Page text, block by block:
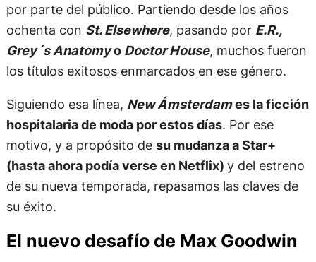
por parte del público. Partiendo desde los años
ochenta con St. Elsewhere, pasando por E.R.,
Grey´s Anatomyo Doctor House, muchos fueron
los títulos exitosos enmarcados en ese género.
Siguiendo esa línea, New Ámsterdames la ficción
hospitalaria de moda por estos días. Por ese
motivo, y a propósito de su mudanza a Star+
(hasta ahora podía verse en Netflix) y del estreno
de su nueva temporada, repasamos las claves de
su éxito.
El nuevo desafío de Max Goodwin